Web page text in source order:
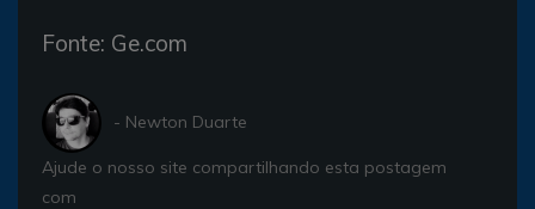
Fonte: Ge.com
- Newton Duarte
Ajude o nosso site compartilhando esta postagem
com